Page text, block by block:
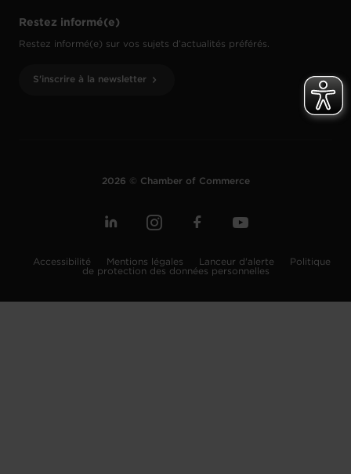
Restez informé(e)
Restez informé(e) sur vos sujets d’actualités préférés.
S'inscrire à la newsletter
2026 © Chamber of Commerce
Accessibilité Mentions légales Lanceur d'alerte
Politique
de protection des données personnelles